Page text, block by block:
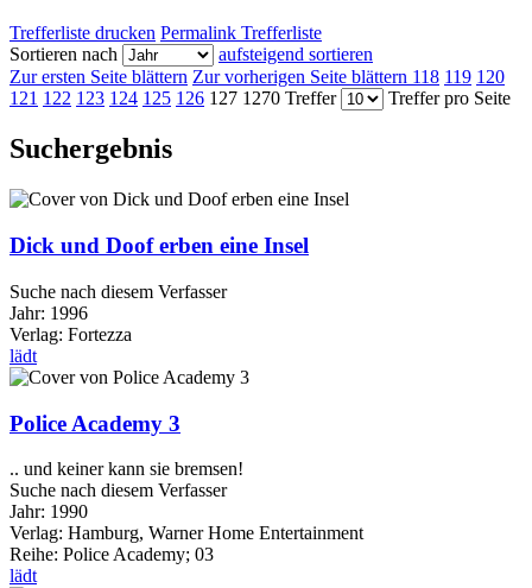
Trefferliste drucken Permalink Trefferliste
Sortieren nach
aufsteigend sortieren
Zur ersten Seite blättern Zur vorherigen Seite blättern 118 119 120
121 122 123 124 125 126 127 1270 Treffer Treffer pro Seite
Suchergebnis
Dick und Doof erben eine Insel
Suche nach diesem Verfasser
Jahr: 1996
Verlag: Fortezza
lädt
Police Academy 3
.. und keiner kann sie bremsen!
Suche nach diesem Verfasser
Jahr: 1990
Verlag: Hamburg, Warner Home Entertainment
Reihe: Police Academy; 03
lädt